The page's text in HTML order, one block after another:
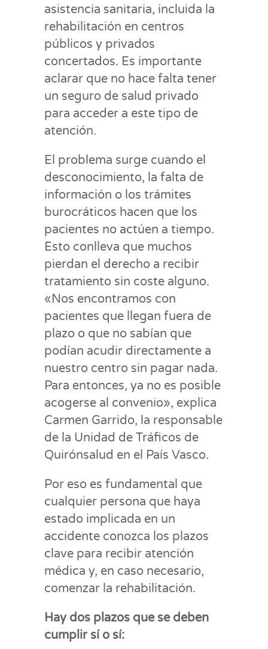
asistencia sanitaria, incluida la
rehabilitación en centros
públicos y privados
concertados. Es importante
aclarar que no hace falta tener
un seguro de salud privado
para acceder a este tipo de
atención.
El problema surge cuando el
desconocimiento, la falta de
información o los trámites
burocráticos hacen que los
pacientes no actúen a tiempo.
Esto conlleva que muchos
pierdan el derecho a recibir
tratamiento sin coste alguno.
«Nos encontramos con
pacientes que llegan fuera de
plazo o que no sabían que
podían acudir directamente a
nuestro centro sin pagar nada.
Para entonces, ya no es posible
acogerse al convenio», explica
Carmen Garrido, la responsable
de la Unidad de Tráficos de
Quirónsalud en el País Vasco.
Por eso es fundamental que
cualquier persona que haya
estado implicada en un
accidente conozca los plazos
clave para recibir atención
médica y, en caso necesario,
comenzar la rehabilitación.
Hay dos plazos que se deben
cumplir sí o sí: